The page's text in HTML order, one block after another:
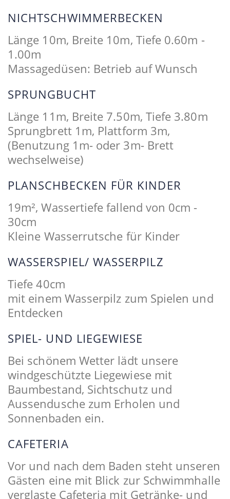
NICHTSCHWIMMERBECKEN
Länge 10m, Breite 10m, Tiefe 0.60m -
1.00m
Massagedüsen: Betrieb auf Wunsch
SPRUNGBUCHT
Länge 11m, Breite 7.50m, Tiefe 3.80m
Sprungbrett 1m, Plattform 3m,
(Benutzung 1m- oder 3m- Brett
wechselweise)
PLANSCHBECKEN FÜR KINDER
19m², Wassertiefe fallend von 0cm -
30cm
Kleine Wasserrutsche für Kinder
WASSERSPIEL/ WASSERPILZ
Tiefe 40cm
mit einem Wasserpilz zum Spielen und
Entdecken
SPIEL- UND LIEGEWIESE
Bei schönem Wetter lädt unsere
windgeschützte Liegewiese mit
Baumbestand, Sichtschutz und
Aussendusche zum Erholen und
Sonnenbaden ein.
CAFETERIA
Vor und nach dem Baden steht unseren
Gästen eine mit Blick zur Schwimmhalle
verglaste Cafeteria mit Getränke- und